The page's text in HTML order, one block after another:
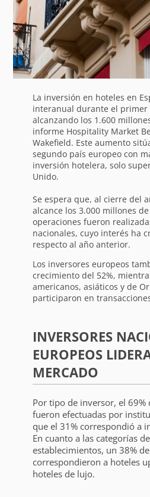
La inversión en hoteles en
interanual durante el primer
alcanzando los 1.600
informe Hospitality Market
Wakefield. Este aumento
segundo país europeo con
inversión hotelera, solo
Unido.
Se espera que, al cierre del
alcance los 3.000 millones
operaciones fueron
nacionales, cuyo interés ha
respecto al año anterior.
Los inversores europeos
crecimiento del 52%,
americanos, asiáticos y de
participaron en
INVERSORES
EUROPEOS
MERCADO
Por tipo de inversor, el 69%
fueron efectuadas por
que el 31% correspondió a
En cuanto a las categorías
establecimientos, un 38%
correspondieron a hoteles
hoteles de lujo.